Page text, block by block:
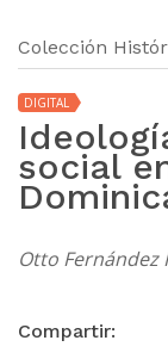
Colección
DIGITAL
social
Otto Fernández
Compartir: